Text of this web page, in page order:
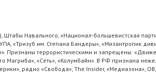
Навального, «Национал-большевистская
«Тризуб им. Степана Бандеры», «Мизантропик
Признаны террористическими и запрещены:
Магриба», «Сеть», «Колумбайн». В РФ признана
радио «Свобода», The Insider, «Медиазона»,